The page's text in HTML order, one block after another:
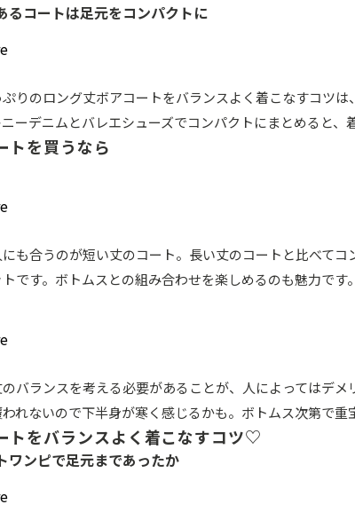
るコートは足元をコンパクトに
りのロング丈ボアコートをバランスよく着こなすコツ
ーデニムとバレエシューズでコンパクトにまとめると、
トを買うなら
も合うのが短い丈のコート。長い丈のコートと比べてコ
です。ボトムスとの組み合わせを楽しめるのも魅力です。
バランスを考える必要があることが、人によってはデ
れないので下半身が寒く感じるかも。ボトムス次第で重
トをバランスよく着こなすコツ♡
ワンピで足元まであったか